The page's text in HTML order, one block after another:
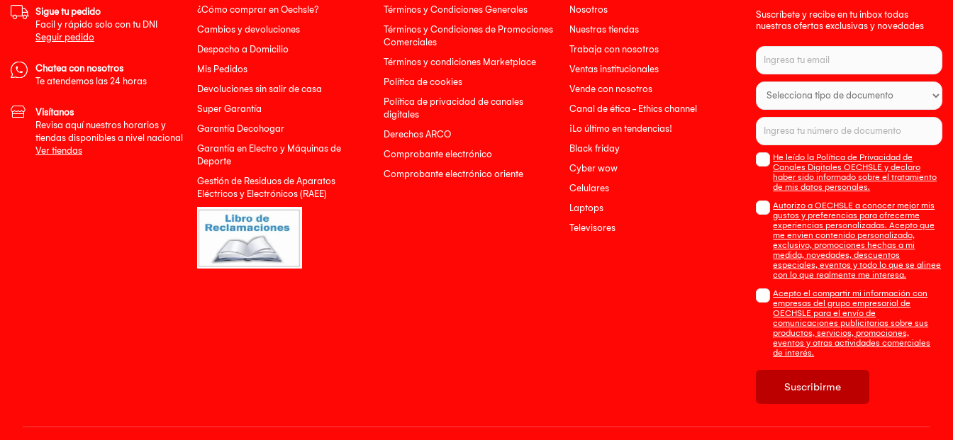
¿Cómo comprar en Oechsle?
Cambios y devoluciones
Despacho a Domicilio
Mis Pedidos
Devoluciones sin salir de casa
Super Garantía
Garantía Decohogar
Garantía en Electro y Máquinas de
Deporte
Gestión de Residuos de Aparatos
Eléctricos y Electrónicos (RAEE)
Términos y Condiciones Generales
Términos y Condiciones de Promociones
Comerciales
Términos y condiciones Marketplace
Política de cookies
Política de privacidad de canales
digitales
Derechos ARCO
Comprobante electrónico
Comprobante electrónico oriente
Nosotros
Nuestras tiendas
Trabaja con nosotros
Ventas institucionales
Vende con nosotros
Canal de ética - Ethics channel
¡Lo último en tendencias!
Black friday
Cyber wow
Celulares
Laptops
Televisores
Suscríbete y recibe en tu inbox todas
nuestras ofertas exclusivas y novedades
He leído la Política de Privacidad de
Canales Digitales OECHSLE y declaro
haber sido informado sobre el tratamiento
de mis datos personales.
Autorizo a OECHSLE a conocer mejor mis
gustos y preferencias para ofrecerme
experiencias personalizadas. Acepto que
me envien contenido personalizado,
exclusivo, promociones hechas a mi
medida, novedades, descuentos
especiales, eventos y todo lo que se alinee
con lo que realmente me interesa.
Acepto el compartir mi información con
empresas del grupo empresarial de
OECHSLE para el envío de
comunicaciones publicitarias sobre sus
productos, servicios, promociones,
eventos y otras actividades comerciales
de interés.
Suscribirme
Sigue tu pedido
Facil y rápido solo con tu DNI
Seguir pedido
Chatea con nosotros
Te atendemos las 24 horas
Visítanos
Revisa aquí nuestros horarios y
tiendas disponibles a nivel nacional
Ver tiendas